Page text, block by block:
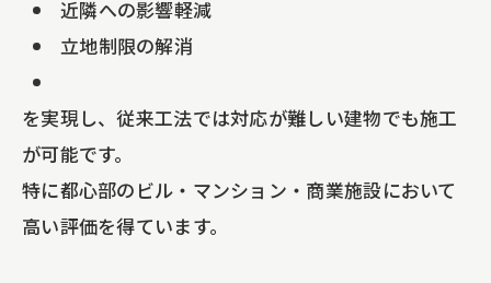
近隣への影響軽減
立地制限の解消
を実現し、従来工法では対応が難しい建物でも施工
が可能です。
特に都心部のビル・マンション・商業施設において
高い評価を得ています。